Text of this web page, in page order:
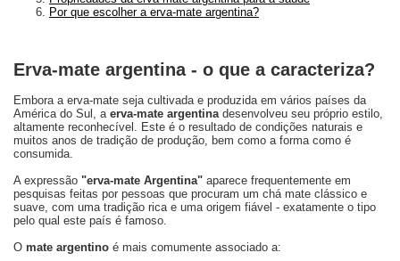
Por que escolher a erva-mate argentina?
Erva-mate argentina - o que a caracteriza?
Embora a erva-mate seja cultivada e produzida em vários países da
América do Sul, a erva-mate argentinadesenvolveu seu próprio estilo,
altamente reconhecível. Este é o resultado de condições naturais e
muitos anos de tradição de produção, bem como a forma como é
consumida.
A expressão "erva-mate Argentina" aparece frequentemente em
pesquisas feitas por pessoas que procuram um chá mate clássico e
suave, com uma tradição rica e uma origem fiável - exatamente o tipo
pelo qual este país é famoso.
O mate argentino é mais comumente associado a: